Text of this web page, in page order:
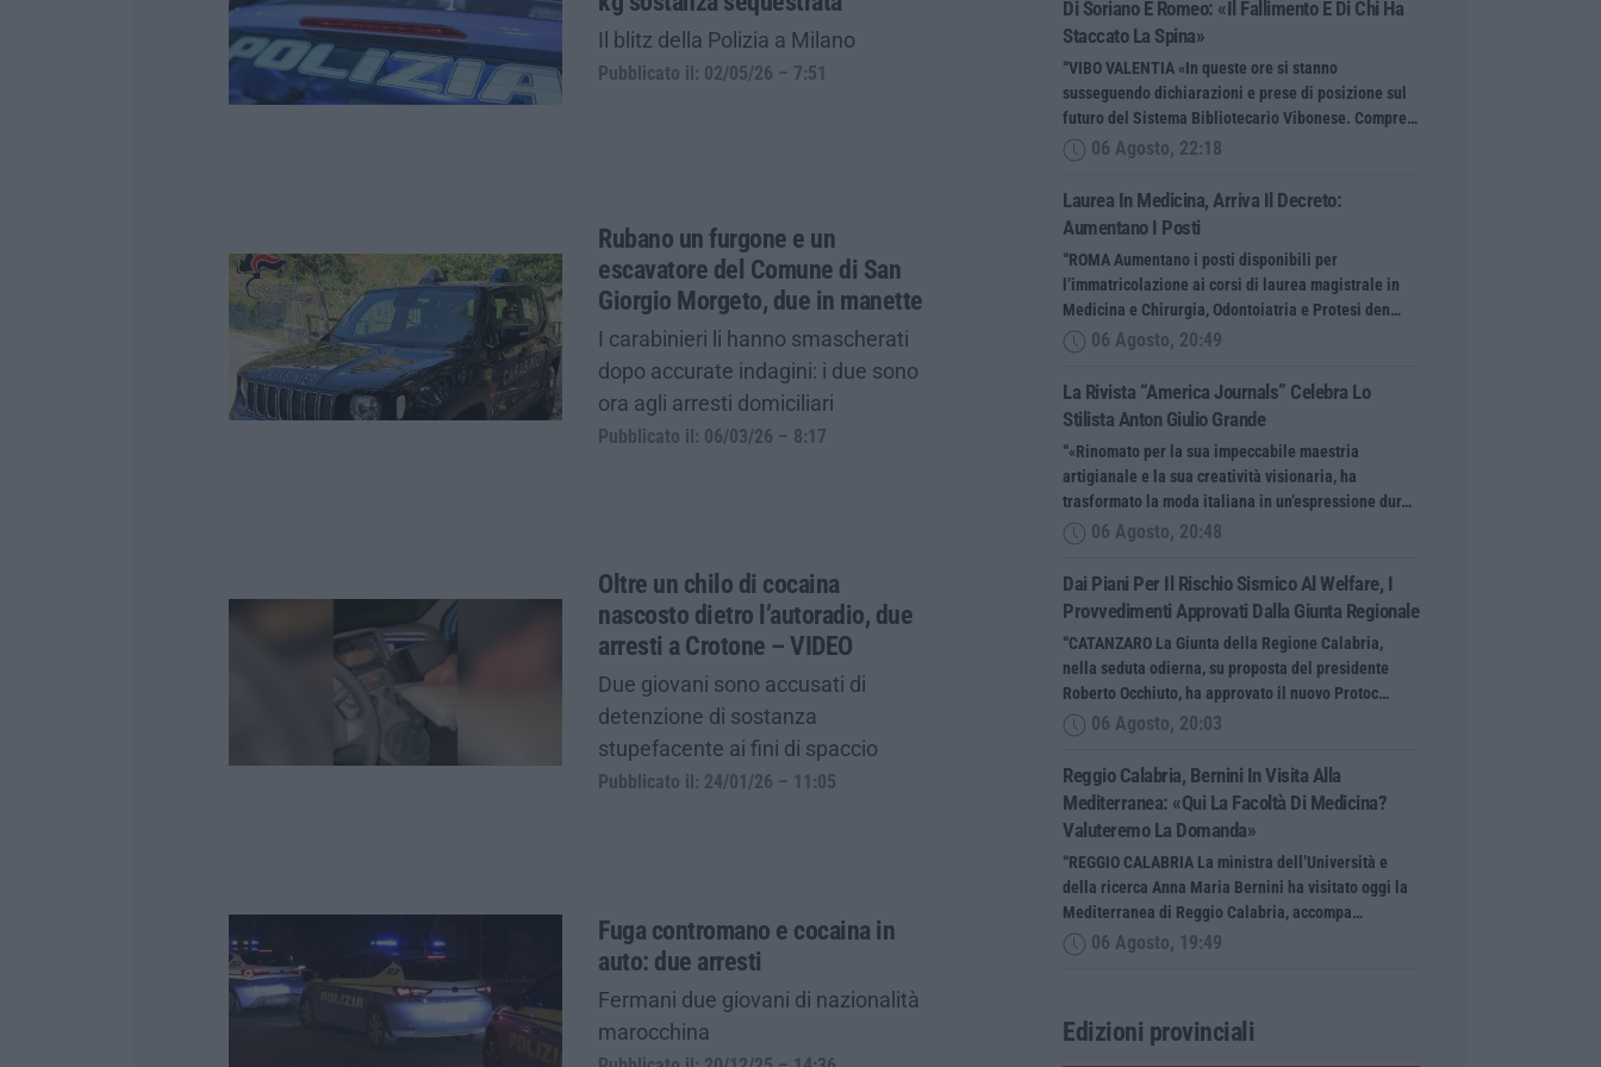
Il blitz della Polizia a Milano
Pubblicato il: 02/05/26 – 7:51
Rubano un furgone e un
escavatore del Comune di San
Giorgio Morgeto, due in manette
I carabinieri li hanno smascherati
dopo accurate indagini: i due sono
ora agli arresti domiciliari
Pubblicato il: 06/03/26 – 8:17
Oltre un chilo di cocaina
nascosto dietro l’autoradio, due
arresti a Crotone – VIDEO
Due giovani sono accusati di
detenzione di sostanza
stupefacente ai fini di spaccio
Pubblicato il: 24/01/26 – 11:05
Fuga contromano e cocaina in
auto: due arresti
Fermani due giovani di nazionalità
marocchina
Di Soriano E Romeo: «Il Fallimento È Di Chi Ha
Staccato La Spina»
“VIBO VALENTIA «In queste ore si stanno
susseguendo dichiarazioni e prese di posizione sul
futuro del Sistema Bibliotecario Vibonese. Compre…
06 Agosto, 22:18
Laurea In Medicina, Arriva Il Decreto:
Aumentano I Posti
“ROMA Aumentano i posti disponibili per
l’immatricolazione ai corsi di laurea magistrale in
Medicina e Chirurgia, Odontoiatria e Protesi den…
06 Agosto, 20:49
La Rivista “America Journals” Celebra Lo
Stilista Anton Giulio Grande
“«Rinomato per la sua impeccabile maestria
artigianale e la sua creatività visionaria, ha
trasformato la moda italiana in un’espressione dur…
06 Agosto, 20:48
Dai Piani Per Il Rischio Sismico Al Welfare, I
Provvedimenti Approvati Dalla Giunta Regionale
“CATANZARO La Giunta della Regione Calabria,
nella seduta odierna, su proposta del presidente
Roberto Occhiuto, ha approvato il nuovo Protoc…
06 Agosto, 20:03
Reggio Calabria, Bernini In Visita Alla
Mediterranea: «Qui La Facoltà Di Medicina?
Valuteremo La Domanda»
“REGGIO CALABRIA La ministra dell’Università e
della ricerca Anna Maria Bernini ha visitato oggi la
Mediterranea di Reggio Calabria, accompa…
06 Agosto, 19:49
Edizioni provinciali